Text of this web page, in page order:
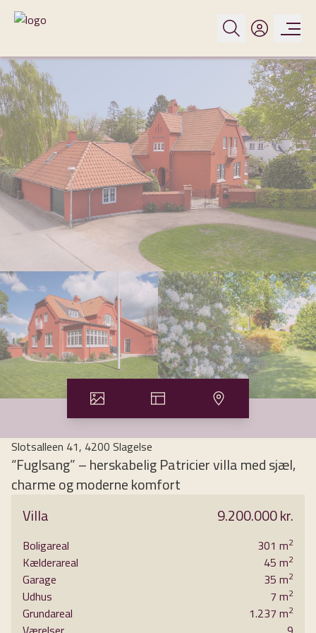
Slotsalleen 41, 4200 Slagelse
“Fuglsang” – herskabelig Patricier villa med sjæl,
charme og moderne komfort
finder man den smukke rødpudsede Patricier-villa “Fuglsang”,
oprindeligt udstykket fra Villa Herthalund og opført i 1917.
En ejendom med historie, karakter og atmosfære –
nænsomt forenet med en gennemgribende modernisering,
der gør boligen helt indflytningsklar for den moderne familie,
der har brug for lidt ekstra plads. Der er i alt 301 m2.
Villa 9.200.000 kr.
Boligareal 301 m2
Kælderareal 45 m2
Garage 35 m2
Udhus 7 m2
Grundareal 1.237 m2